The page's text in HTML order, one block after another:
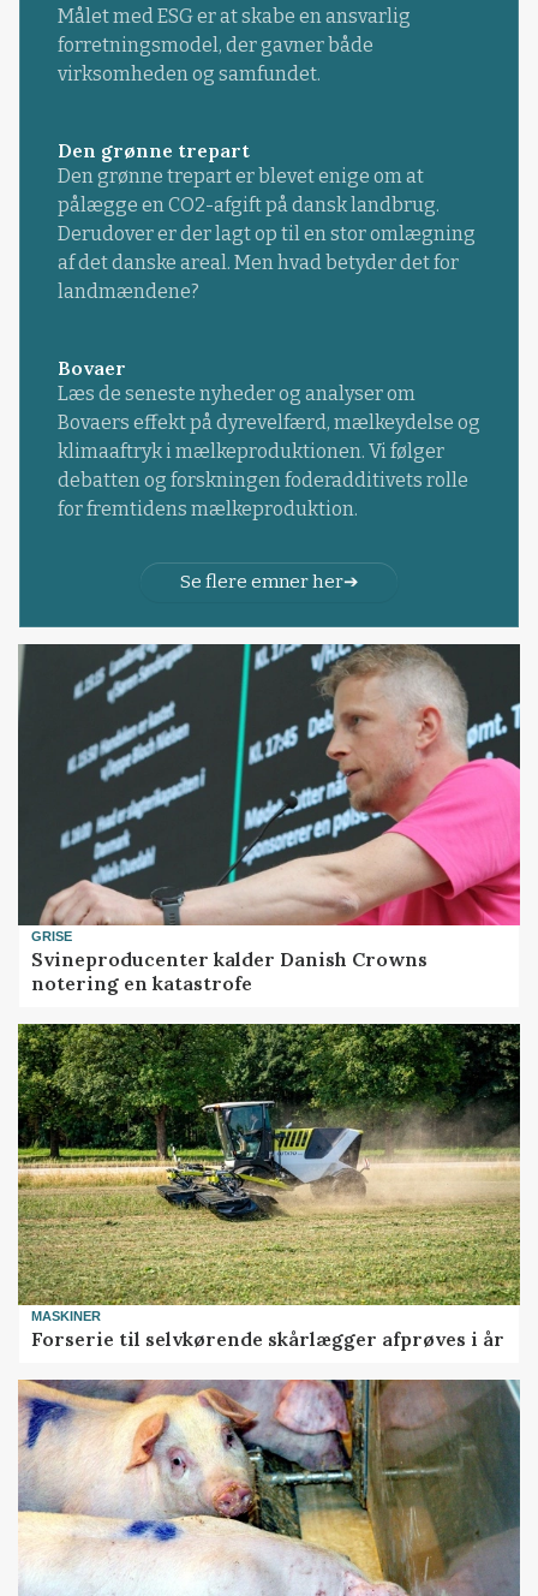
Målet med ESG er at skabe en ansvarlig
forretningsmodel, der gavner både
virksomheden og samfundet.
Den grønne trepart
Den grønne trepart er blevet enige om at
pålægge en CO2-afgift på dansk landbrug.
Derudover er der lagt op til en stor omlægning
af det danske areal. Men hvad betyder det for
landmændene?
Bovaer
Læs de seneste nyheder og analyser om
Bovaers effekt på dyrevelfærd, mælkeydelse og
klimaaftryk i mælkeproduktionen. Vi følger
debatten og forskningen foderadditivets rolle
for fremtidens mælkeproduktion.
Se flere emner her
GRISE
Svineproducenter kalder Danish Crowns
notering en katastrofe
MASKINER
Forserie til selvkørende skårlægger afprøves i år